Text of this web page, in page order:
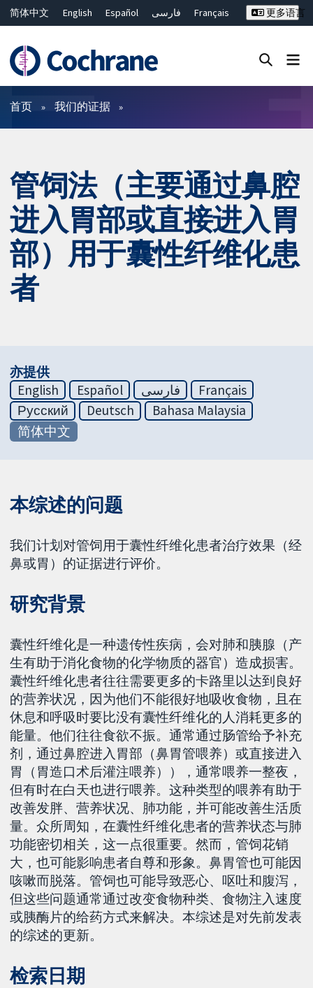
简体中文 English Español فارسی
Français
ไทย
繁體中文
更多语言
过滤
首页 我们的证据
管饲法（主要通过鼻腔
进入胃部或直接进入胃
部）用于囊性纤维化患
者
亦提供
English
Español فارسی
Français
Русский
Deutsch
Bahasa Malaysia
简体中文
本综述的问题
我们计划对管饲用于囊性纤维化患者治疗效果（经
鼻或胃）的证据进行评价。
研究背景
囊性纤维化是一种遗传性疾病，会对肺和胰腺（产
生有助于消化食物的化学物质的器官）造成损害。
囊性纤维化患者往往需要更多的卡路里以达到良好
的营养状况，因为他们不能很好地吸收食物，且在
休息和呼吸时要比没有囊性纤维化的人消耗更多的
能量。他们往往食欲不振。通常通过肠管给予补充
剂，通过鼻腔进入胃部（鼻胃管喂养）或直接进入
胃（胃造口术后灌注喂养）），通常喂养一整夜，
但有时在白天也进行喂养。这种类型的喂养有助于
改善发胖、营养状况、肺功能，并可能改善生活质
量。众所周知，在囊性纤维化患者的营养状态与肺
功能密切相关，这一点很重要。然而，管饲花销
大，也可能影响患者自尊和形象。鼻胃管也可能因
咳嗽而脱落。管饲也可能导致恶心、呕吐和腹泻，
但这些问题通常通过改变食物种类、食物注入速度
或胰酶片的给药方式来解决。本综述是对先前发表
的综述的更新。
检索日期